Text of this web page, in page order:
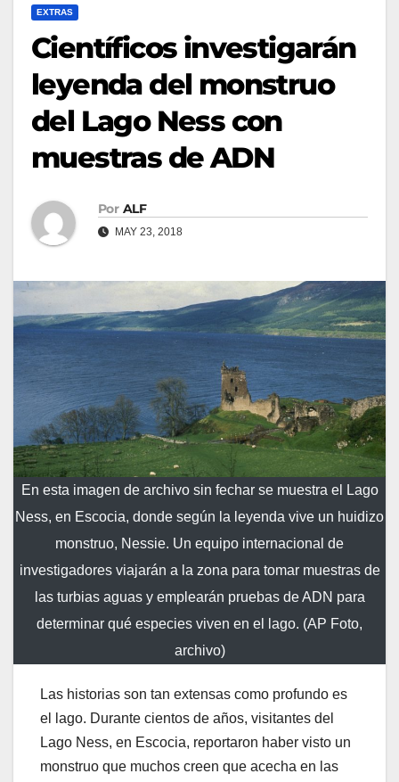
EXTRAS
Científicos investigarán
leyenda del monstruo
del Lago Ness con
muestras de ADN
Por ALF
MAY 23, 2018
En esta imagen de archivo sin fechar se muestra el Lago
Ness, en Escocia, donde según la leyenda vive un huidizo
monstruo, Nessie. Un equipo internacional de
investigadores viajarán a la zona para tomar muestras de
las turbias aguas y emplearán pruebas de ADN para
determinar qué especies viven en el lago. (AP Foto,
archivo)
Las historias son tan extensas como profundo es
el lago. Durante cientos de años, visitantes del
Lago Ness, en Escocia, reportaron haber visto un
monstruo que muchos creen que acecha en las